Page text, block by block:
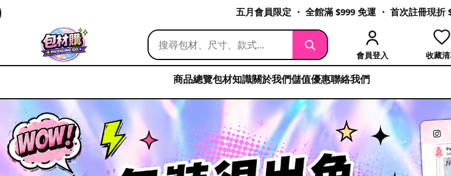
五月會員限定 ・ 全館滿 $999 免運 ・ 首次註冊現折
會員登入 收藏
商品總覽包材知識關於我們儲值優惠聯絡我們